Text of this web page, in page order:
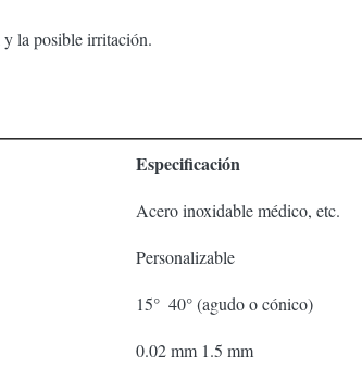
la posible irritación.
Especificación
Acero inoxidable médico, etc.
Personalizable
15° ️ 40° (agudo o cónico)
0.02 mm 1.5 mm